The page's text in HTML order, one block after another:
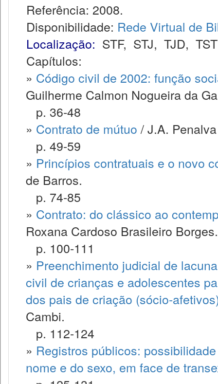
Referência: 2008.
Disponibilidade: Rede Virtual de
Localização: STF, STJ, TJD, TST
Capítulos:
» Código civil de 2002: função
Guilherme Calmon Nogueira da
p. 36-48
» Contrato de mútuo / J.A.
p. 49-59
» Princípios contratuais e o novo
de Barros.
p. 74-85
» Contrato: do clássico ao
Roxana Cardoso Brasileiro Borges.
p. 100-111
» Preenchimento judicial de
civil de crianças e adolescentes
dos pais de criação (sócio-
Cambi.
p. 112-124
» Registros públicos:
nome e do sexo, em face de